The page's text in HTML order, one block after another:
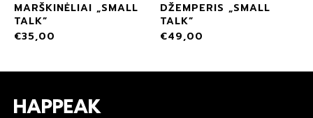
MARŠKINĖLIAI „SMALL
TALK”
€35,00
DŽEMPERIS „SMALL
TALK”
€49,00